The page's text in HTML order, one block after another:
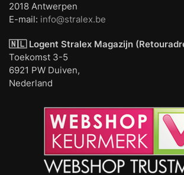
2018 Antwerpen
E-mail: info@stralex.be
🇳🇱 Logent Stralex Magazijn
Toekomst 3-5
6921 PW Duiven,
Nederland